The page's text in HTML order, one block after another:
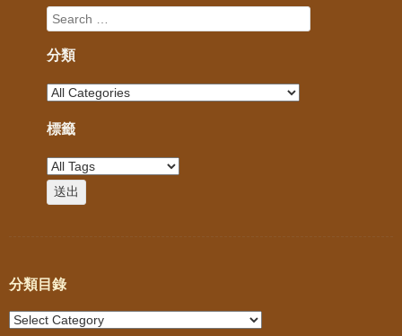
分類
標籤
分類目錄